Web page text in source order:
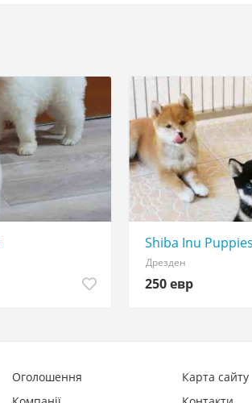
Shiba Inu Puppies
Дрезден
250 евр
Оголошення
Карта сайту